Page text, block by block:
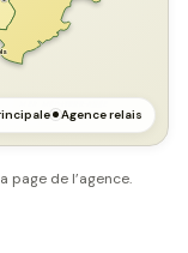
Agence relais
page de l’agence.